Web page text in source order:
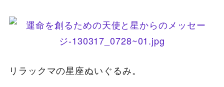
リラックマの星座ぬいぐるみ。